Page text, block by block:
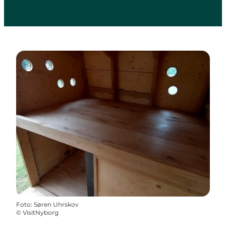
Foto: Søren Uhrskov
© VisitNyborg